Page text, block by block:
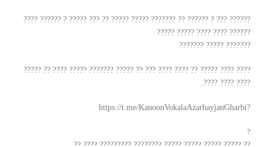
?????? ??? ? ?????? ?? ??????? ????? ????? ?? ??? ????? ? ?????? ????
?????? ???? ???? ????? ?????
??????? ????? ???????
???? ???? ????? ?? ???? ???? ??? ?? ????? ??????? ????? ???? ?? ?????
???? ???? ????.
?https://t.me/KanoonVokalaAzarbayjanGharbi
?
?? ????? ????? ????? ????? ???????? ????????? ???? ??